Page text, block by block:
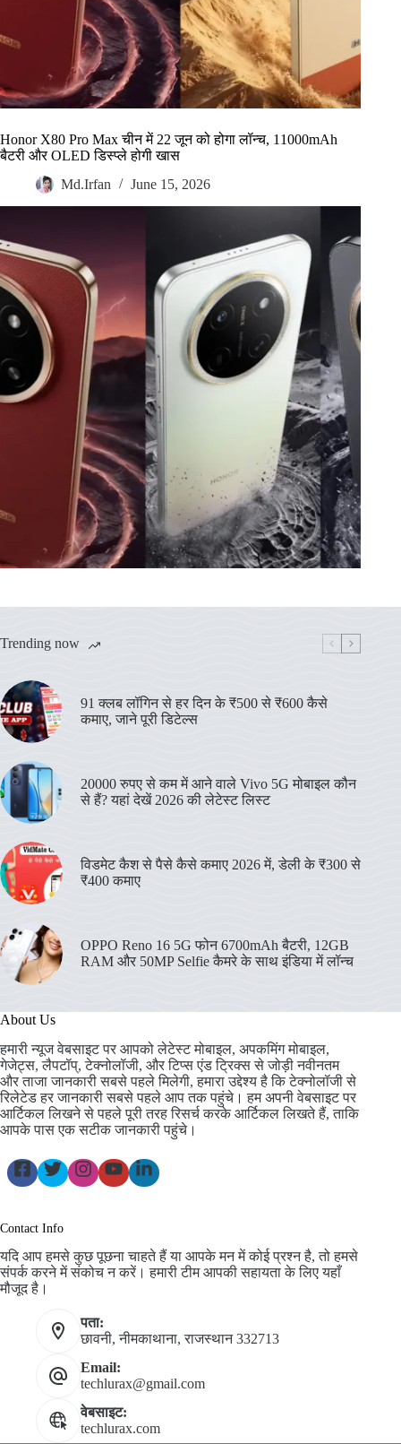
Honor X80 Pro Max चीन में 22 जून को होगा लॉन्च, 11000mAh
बैटरी और OLED डिस्प्ले होगी खास
Md.Irfan
June 15, 2026
Trending now
91 क्लब लॉगिन से हर दिन के ₹500 से ₹600 कैसे
कमाए, जाने पूरी डिटेल्स
20000 रुपए से कम में आने वाले Vivo 5G मोबाइल कौन
से हैं? यहां देखें 2026 की लेटेस्ट लिस्ट
विडमेट कैश से पैसे कैसे कमाए 2026 में, डेली के ₹300 से
₹400 कमाए
OPPO Reno 16 5G फोन 6700mAh बैटरी, 12GB
RAM और 50MP Selfie कैमरे के साथ इंडिया में लॉन्च
About Us
हमारी न्यूज वेबसाइट पर आपको लेटेस्ट मोबाइल, अपकमिंग मोबाइल,
गेजेट्स, लैपटॉप्, टेक्नोलॉजी, और टिप्स एंड ट्रिक्स से जोड़ी नवीनतम
और ताजा जानकारी सबसे पहले मिलेगी, हमारा उद्देश्य है कि टेक्नोलॉजी से
रिलेटेड हर जानकारी सबसे पहले आप तक पहुंचे। हम अपनी वेबसाइट पर
आर्टिकल लिखने से पहले पूरी तरह रिसर्च करके आर्टिकल लिखते हैं, ताकि
आपके पास एक सटीक जानकारी पहुंचे।
Contact Info
यदि आप हमसे कुछ पूछना चाहते हैं या आपके मन में कोई प्रश्न है, तो हमसे
संपर्क करने में संकोच न करें। हमारी टीम आपकी सहायता के लिए यहाँ
मौजूद है।
पता:
छावनी, नीमकाथाना, राजस्थान 332713
Email:
techlurax@gmail.com
वेबसाइट:
techlurax.com